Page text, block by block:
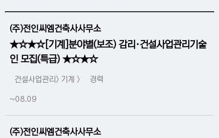
(주)전인씨엠건축사사무소
★☆★☆[기계]분야별(보조) 감리·건설사업관리기술
인 모집(특급) ★☆★☆
건설사업관리> 기계 > 경력
~08.09
(주)전인씨엠건축사사무소